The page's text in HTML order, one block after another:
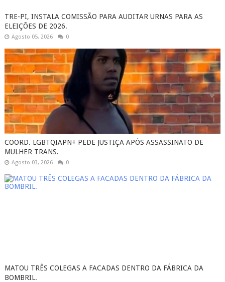
TRE-PI, INSTALA COMISSÃO PARA AUDITAR URNAS PARA AS
ELEIÇÕES DE 2026.
Agosto 05, 2026 0
COORD. LGBTQIAPN+ PEDE JUSTIÇA APÓS ASSASSINATO DE
MULHER TRANS.
Agosto 03, 2026 0
MATOU TRÊS COLEGAS A FACADAS DENTRO DA FÁBRICA DA
BOMBRIL.